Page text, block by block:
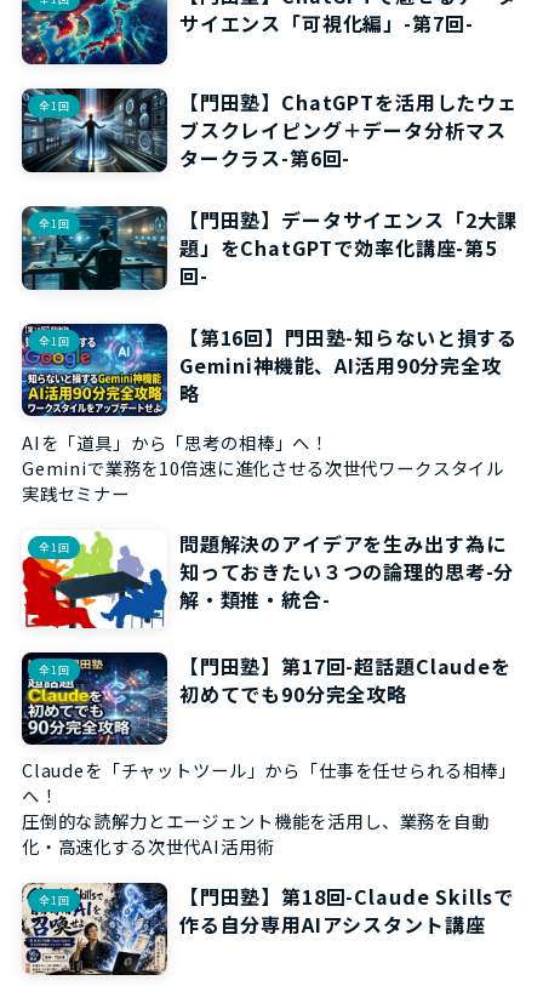
サイエンス「可視化編」-第7回-
全1回
【門田塾】ChatGPTを活用したウェ
ブスクレイピング＋データ分析マス
タークラス-第6回-
全1回
【門田塾】データサイエンス「2大課
題」をChatGPTで効率化講座-第5
回-
全1回
【第16回】門田塾-知らないと損する
Gemini神機能、AI活用90分完全攻
略
AIを「道具」から「思考の相棒」へ！
Geminiで業務を10倍速に進化させる次世代ワークスタイル
実践セミナー
全1回
問題解決のアイデアを生み出す為に
知っておきたい３つの論理的思考-分
解・類推・統合-
全1回
【門田塾】第17回-超話題Claudeを
初めてでも90分完全攻略
Claudeを「チャットツール」から「仕事を任せられる相棒」
へ！
圧倒的な読解力とエージェント機能を活用し、業務を自動
化・高速化する次世代AI活用術
全1回
【門田塾】第18回-Claude Skillsで
作る自分専用AIアシスタント講座